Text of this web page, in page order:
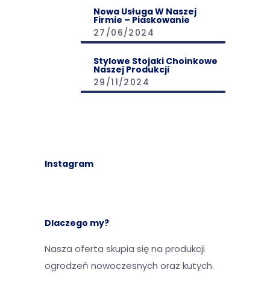
Nowa Usługa W Naszej
Firmie – Piaskowanie
27/06/2024
Stylowe Stojaki Choinkowe
Naszej Produkcji
29/11/2024
Instagram
Dlaczego my?
Nasza oferta skupia się na produkcji
ogrodzeń nowoczesnych oraz kutych.